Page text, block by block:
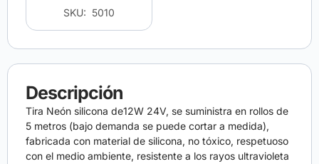
SKU: 5010
Descripción
Tira Neón silicona de12W 24V, se suministra en rollos de
5 metros (bajo demanda se puede cortar a medida),
fabricada con material de silicona, no tóxico, respetuoso
con el medio ambiente, resistente a los rayos ultravioleta